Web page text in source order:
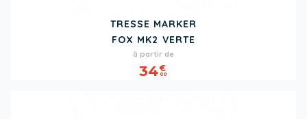
TRESSE MARKER
FOX MK2 VERTE
Prix
à partir de
34€
00